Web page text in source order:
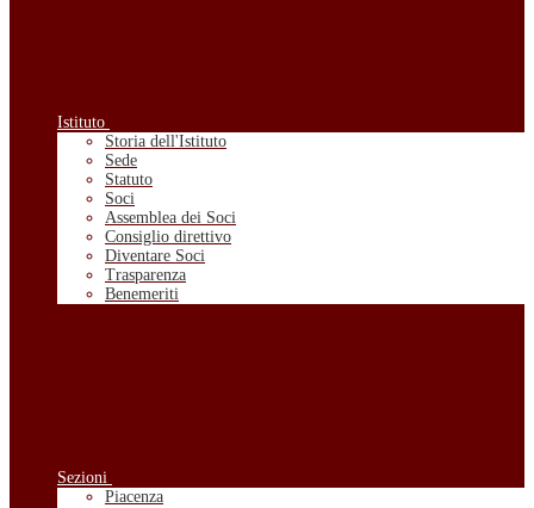
Istituto
Storia dell'Istituto
Sede
Statuto
Soci
Assemblea dei Soci
Consiglio direttivo
Diventare Soci
Trasparenza
Benemeriti
Sezioni
Piacenza